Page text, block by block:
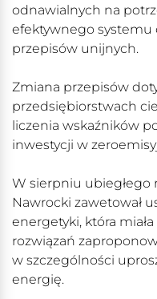
odnawialnych na
efektywnego systemu
przepisów unijnych.
Zmiana przepisów
przedsiębiorstwach
liczenia wskaźników
inwestycji w
W sierpniu ubiegłego
Nawrocki zawetował
energetyki, która
rozwiązań
w szczególności
energię.